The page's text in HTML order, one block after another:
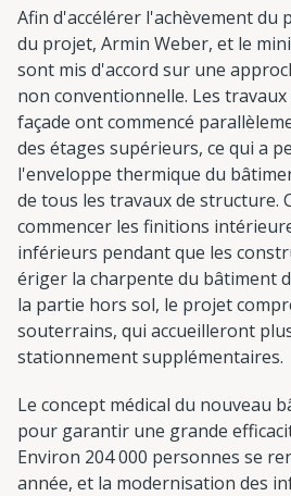
Afin d'accélérer l'achèvement du
du projet, Armin Weber, et le
sont mis d'accord sur une
non conventionnelle. Les
façade ont commencé
des étages supérieurs, ce qui a
l'enveloppe thermique du
de tous les travaux de structure.
commencer les finitions
inférieurs pendant que les
ériger la charpente du bâtiment
la partie hors sol, le projet
souterrains, qui accueilleront
stationnement supplémentaires.
Le concept médical du nouveau
pour garantir une grande
Environ 204 000 personnes se
année, et la modernisation des